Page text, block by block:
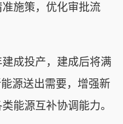
施策，优化审批流
成投产，建成后将满
源送出需要，增强新
能源互补协调能力。